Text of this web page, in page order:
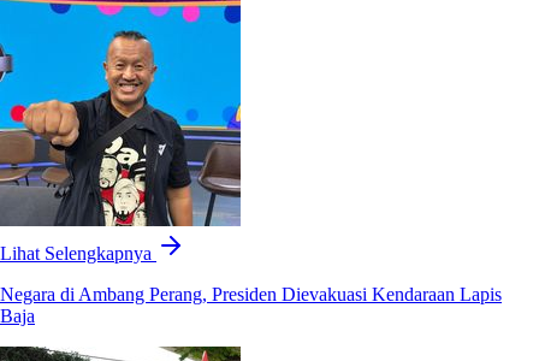
Lihat Selengkapnya
Negara di Ambang Perang, Presiden Dievakuasi Kendaraan Lapis
Baja